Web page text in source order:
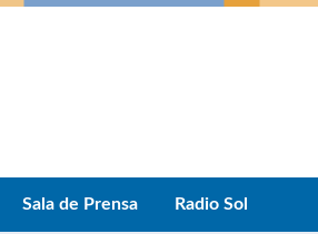
Sala de Prensa Radio Sol